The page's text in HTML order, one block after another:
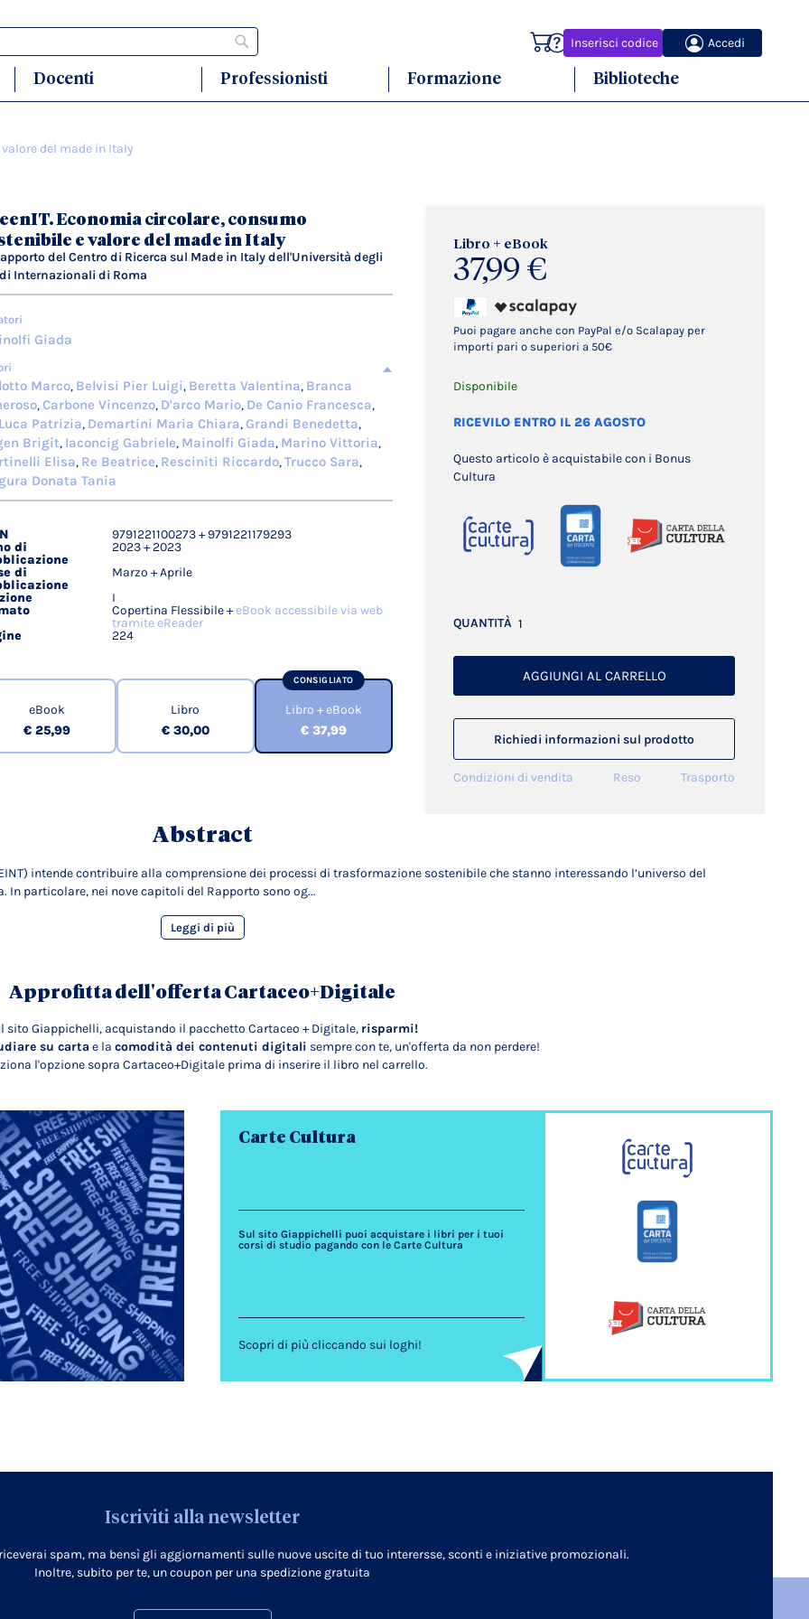
Inserisci codice Accedi
Carrello
Docenti Professionisti Formazione Biblioteche
del made in Italy
Libro + eBook
37,99 €
Puoi pagare anche con PayPal e/o Scalapay per
importi pari o superiori a 50€
Disponibile
RICEVILO ENTRO IL 26 AGOSTO
Questo articolo è acquistabile con i Bonus
Cultura
QUANTITÀ
AGGIUNGI AL CARRELLO
Richiedi informazioni sul prodotto
Condizioni di vendita Reso Trasporto
Economia circolare, consumo
e valore del made in Italy
del Centro di Ricerca sul Made in Italy dell'Università degli
Internazionali di Roma
Giada
Marco, Belvisi Pier Luigi, Beretta Valentina, Branca
,Carbone Vincenzo, D'arco Mario, De Canio Francesca,
Patrizia, Demartini Maria Chiara,Grandi Benedetta,
Brigit, Iaconcig Gabriele, Mainolfi Giada, Marino Vittoria,
Elisa, Re Beatrice, Resciniti Riccardo,Trucco Sara,
Donata Tania
9791221100273 + 9791221179293
di
2023 + 2023
di
Marzo + Aprile
I
Copertina Flessibile +eBook accessibile via web
tramite eReader
224
eBook
€ 25,99
Libro
€ 30,00
CONSIGLIATO
Libro + eBook
€ 37,99
Abstract
intende contribuire alla comprensione dei processi di trasformazione sostenibile che stanno interessando l’universo del
particolare, nei nove capitoli del Rapporto sono og...
Leggi di più
Approfitta dell'offerta Cartaceo+Digitale
sito Giappichelli, acquistando il pacchetto Cartaceo + Digitale, risparmi!
su carta e la comodità dei contenuti digitali sempre con te, un'offerta da non perdere!
l'opzione sopra Cartaceo+Digitale prima di inserire il libro nel carrello.
Carte Cultura
Sul sito Giappichelli puoi acquistare i libri per i tuoi
corsi di studio pagando con le Carte Cultura
Scopri di più cliccando sui loghi!
Iscriviti alla newsletter
spam, ma bensì gli aggiornamenti sulle nuove uscite di tuo interersse, sconti e iniziative promozionali.
Inoltre, subito per te, un coupon per una spedizione gratuita